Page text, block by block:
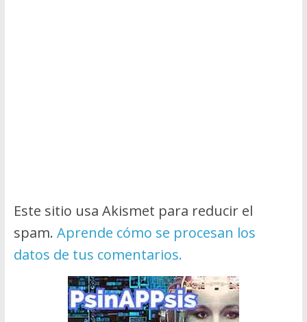
Este sitio usa Akismet para reducir el
spam. Aprende cómo se procesan los
datos de tus comentarios.